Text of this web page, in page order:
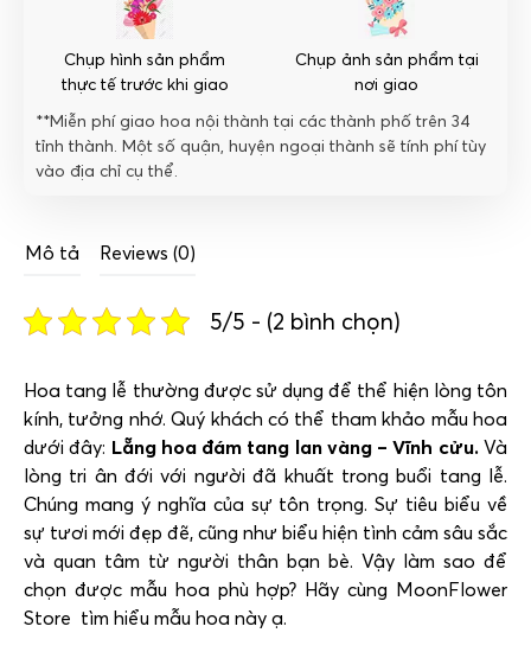
Chụp hình sản phẩm
thực tế trước khi giao
Chụp ảnh sản phẩm tại
nơi giao
**Miễn phí giao hoa nội thành tại các thành phố trên 34
tỉnh thành. Một số quận, huyện ngoại thành sẽ tính phí tùy
vào địa chỉ cụ thể.
Mô tả Reviews (0)
5/5 - (2 bình chọn)
Hoa tang lễ thường được sử dụng để thể hiện lòng tôn
kính, tưởng nhớ. Quý khách có thể tham khảo mẫu hoa
dưới đây: Lẵng hoa đám tang lan vàng – Vĩnh cửu.Và
lòng tri ân đới với người đã khuất trong buổi tang lễ.
Chúng mang ý nghĩa của sự tôn trọng. Sự tiêu biểu về
sự tươi mới đẹp đẽ, cũng như biểu hiện tình cảm sâu sắc
và quan tâm từ người thân bạn bè. Vậy làm sao để
chọn được mẫu hoa phù hợp? Hãy cùng MoonFlower
Store tìm hiểu mẫu hoa này ạ.